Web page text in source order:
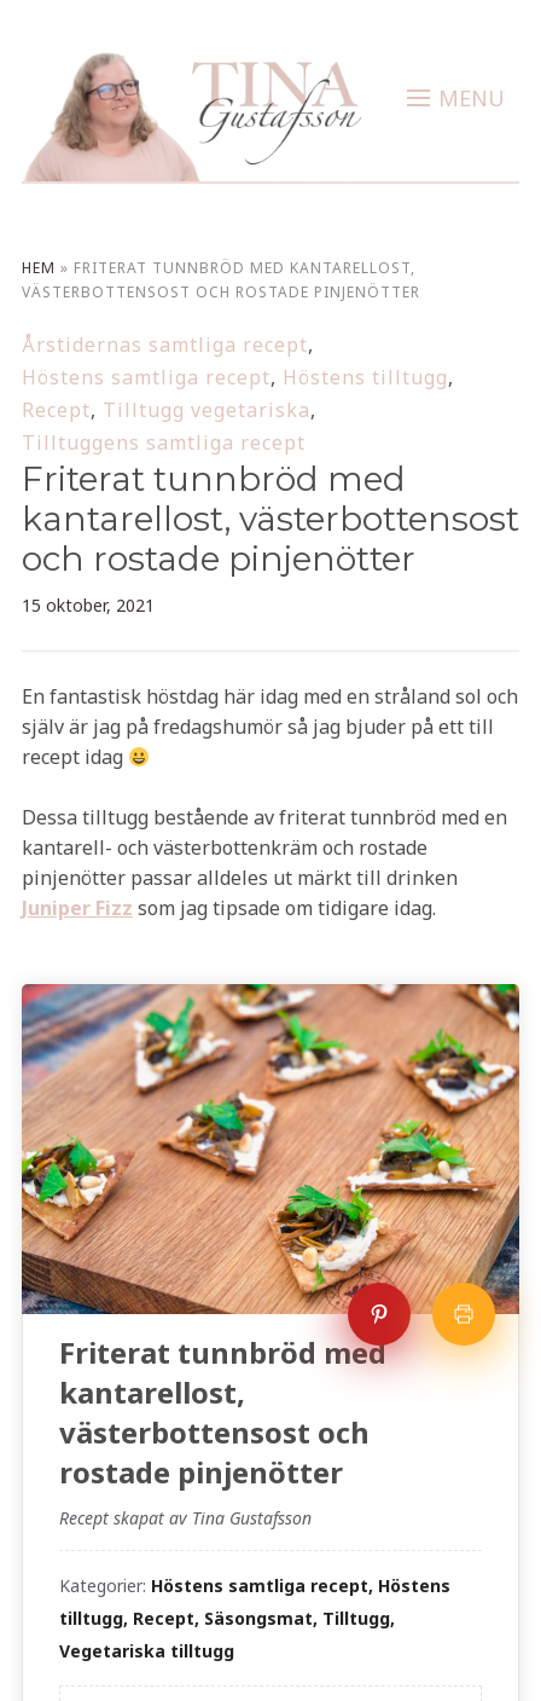
MENU
HEM » FRITERAT TUNNBRÖD MED KANTARELLOST,
VÄSTERBOTTENSOST OCH ROSTADE PINJENÖTTER
Årstidernas samtliga recept,
Höstens samtliga recept, Höstens tilltugg,
Recept, Tilltugg vegetariska,
Tilltuggens samtliga recept
Friterat tunnbröd med
kantarellost, västerbottensost
och rostade pinjenötter
15 oktober, 2021
En fantastisk höstdag här idag med en stråland sol och
själv är jag på fredagshumör så jag bjuder på ett till
recept idag
Dessa tilltugg bestående av friterat tunnbröd med en
kantarell- och västerbottenkräm och rostade
pinjenötter passar alldeles ut märkt till drinken
Juniper Fizz som jag tipsade om tidigare idag.
Friterat tunnbröd med
kantarellost,
västerbottensost och
rostade pinjenötter
Recept skapat av Tina Gustafsson
Kategorier: Höstens samtliga recept, Höstens
tilltugg, Recept, Säsongsmat, Tilltugg,
Vegetariska tilltugg